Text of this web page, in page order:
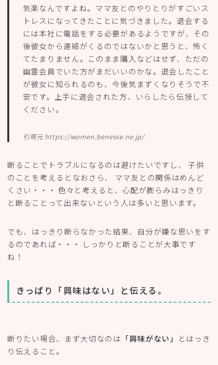
気楽なんですよね。ママ友とのやりとりがすごいス
トレスになってきたことに気づきました。退会する
には本社に電話をする必要があるようですが、その
後彼女から連絡がくるのではないかと思うと、怖く
てたまりません。このまま購入などはせず、ただの
幽霊会員でいた方がまだいいのかな。退会したこと
が彼女に知られるのも、今後気まずくなりそうで不
安です。上手に退会された方、いらしたら伝授して
ください。
引用元 https://women.benesse.ne.jp/
断ることでトラブルになるのは避けたいですし、 子供
のことを考えるとなおさら、 ママ友との関係はめんど
くさい・・・ 色々と考えると、心配が膨らみはっきり
と断ることって出来ないという人は多いと思います。
でも、はっきり断らなかった結果、自分が嫌な思いをす
るのであれば・・・ しっかりと断ることが大事です
ね！
きっぱり「興味はない」と伝える。
断りたい場合、まず大切なのは 「興味がない」
とはっき
り伝えること。